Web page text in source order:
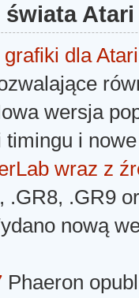
Atari
dla Atari
wersja
i
wraz z
.GR8, .GR9
nową
Phaeron